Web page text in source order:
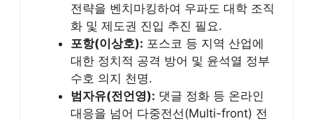
전략을 벤치마킹하여 우파도 대학 조직
화 및 제도권 진입 추진 필요.
포항(이상호): 포스코 등 지역 산업에
대한 정치적 공격 방어 및 윤석열 정부
수호 의지 천명.
범자유(전언영): 댓글 정화 등 온라인
대응을 넘어 다중전선(Multi-front) 전